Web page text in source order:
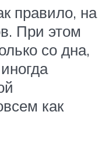
правило, на
При этом
со дна,
как